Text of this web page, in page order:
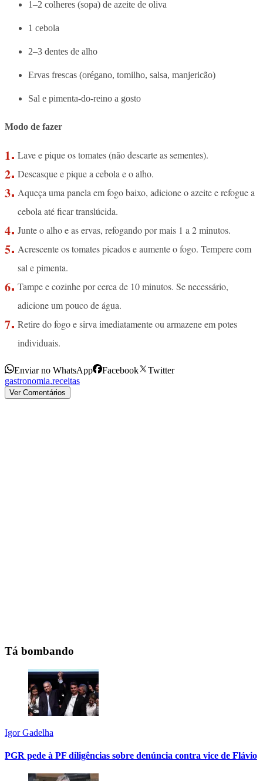
1–2 colheres (sopa) de azeite de oliva
1 cebola
2–3 dentes de alho
Ervas frescas (orégano, tomilho, salsa, manjericão)
Sal e pimenta-do-reino a gosto
Modo de fazer
Lave e pique os tomates (não descarte as sementes).
Descasque e pique a cebola e o alho.
Aqueça uma panela em fogo baixo, adicione o azeite e refogue a
cebola até ficar translúcida.
Junte o alho e as ervas, refogando por mais 1 a 2 minutos.
Acrescente os tomates picados e aumente o fogo. Tempere com
sal e pimenta.
Tampe e cozinhe por cerca de 10 minutos. Se necessário,
adicione um pouco de água.
Retire do fogo e sirva imediatamente ou armazene em potes
individuais.
Enviar no WhatsApp Facebook
Twitter
gastronomia,receitas
Ver Comentários
Tá bombando
Igor Gadelha
PGR pede à PF diligências sobre denúncia contra vice de Flávio